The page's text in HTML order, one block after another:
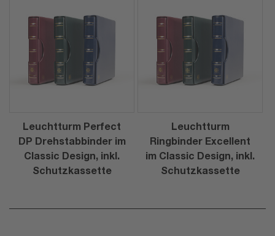
Leuchtturm Perfect
DP Drehstabbinder im
Classic Design, inkl.
Schutzkassette
Leuchtturm
Ringbinder Excellent
im Classic Design, inkl.
Schutzkassette